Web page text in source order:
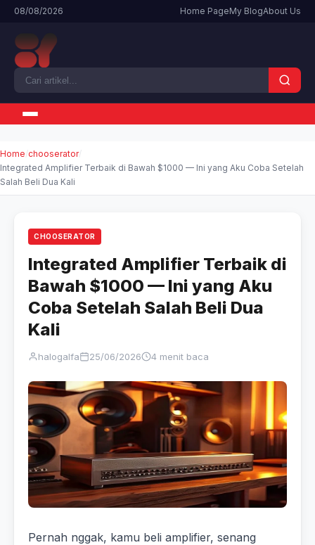
08/08/2026 Home PageMy BlogAbout Us
Home chooserator
Integrated Amplifier Terbaik di Bawah $1000 — Ini yang Aku Coba Setelah
Salah Beli Dua Kali
CHOOSERATOR
Integrated Amplifier Terbaik di
Bawah $1000 — Ini yang Aku
Coba Setelah Salah Beli Dua
Kali
halogalfa 25/06/2026 4 menit baca
Pernah nggak, kamu beli amplifier, senang